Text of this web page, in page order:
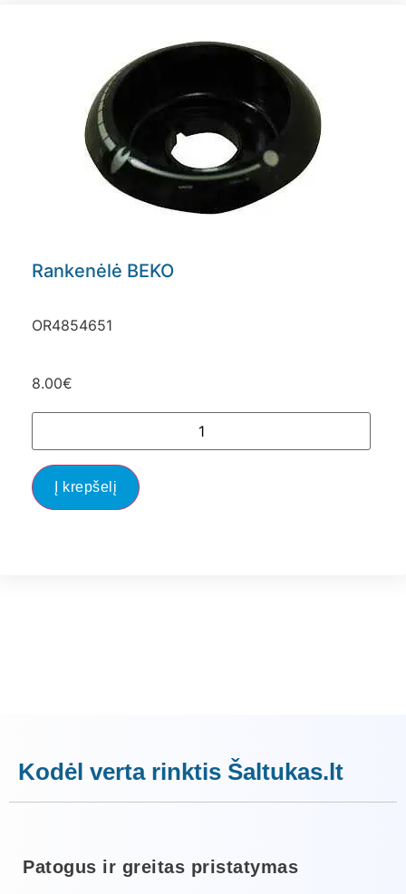
Rankenėlė BEKO
OR4854651
8.00€
Į krepšelį
Kodėl verta rinktis Šaltukas.lt
Patogus ir greitas pristatymas